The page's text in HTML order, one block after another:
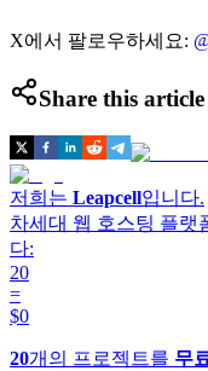
X에서 팔로우하세요:
Share this article
저희는 Leapcell입니다.
차세대 웹 호스팅 플랫
다:
20
=
$0
20개의 프로젝트를 무